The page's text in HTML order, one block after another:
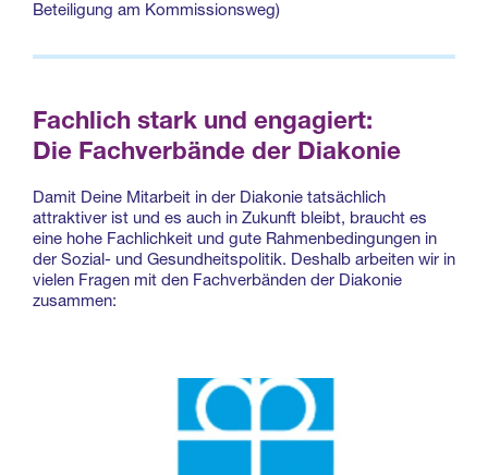
Beteiligung am Kommissionsweg)
Fachlich stark und engagiert:
Die Fachverbände der Diakonie
Damit Deine Mitarbeit in der Diakonie tatsächlich
attraktiver ist und es auch in Zukunft bleibt, braucht es
eine hohe Fachlichkeit und gute Rahmenbedingungen in
der Sozial- und Gesundheitspolitik. Deshalb arbeiten wir in
vielen Fragen mit den Fachverbänden der Diakonie
zusammen: